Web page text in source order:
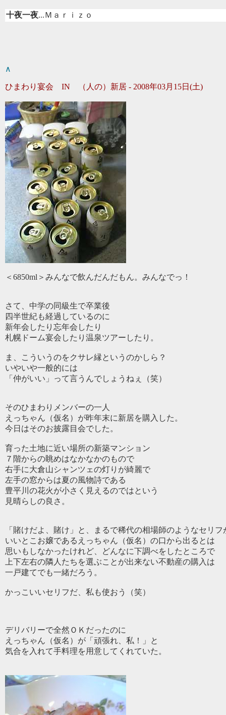
十夜一夜...Ｍａｒｉｚｏ
∧
ひまわり宴会 IN （人の）新居 - 2008年03月15日(土)
＜6850ml＞みんなで飲んだんだもん。みんなでっ！
さて、中学の同級生で卒業後
四半世紀も経過しているのに
新年会したり忘年会したり
札幌ドーム宴会したり温泉ツアーしたり。
ま、こういうのをクサレ縁というのかしら？
いやいや一般的には
「仲がいい」って言うんでしょうねぇ（笑）
そのひまわりメンバーの一人
えっちゃん（仮名）が昨年末に新居を購入した。
今日はそのお披露目会でした。
育った土地に近い場所の新築マンション
７階からの眺めはなかなかのもので
右手に大倉山シャンツェの灯りが綺麗で
左手の窓からは夏の風物詩である
豊平川の花火が小さく見えるのではという
見晴らしの良さ。
「賭けだよ、賭け」と、まるで稀代の相場師のようなセリフ
いいとこお嬢であるえっちゃん（仮名）の口から出るとは
思いもしなかったけれど、どんなに下調べをしたところで
上下左右の隣人たちを選ぶことが出来ない不動産の購入は
一戸建てでも一緒だろう。
かっこいいセリフだ、私も使おう（笑）
デリバリーで全然ＯＫだったのに
えっちゃん（仮名）が「頑張れ、私！」と
気合を入れて手料理を用意してくれていた。